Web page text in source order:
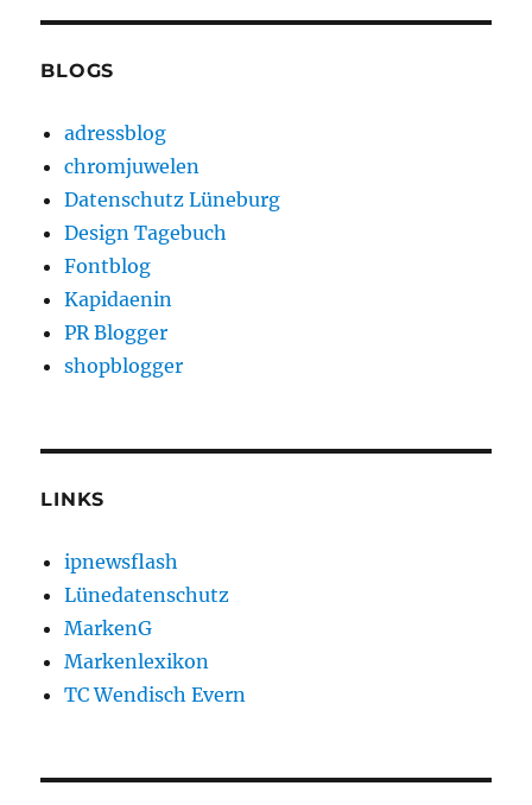
BLOGS
adressblog
chromjuwelen
Datenschutz Lüneburg
Design Tagebuch
Fontblog
Kapidaenin
PR Blogger
shopblogger
LINKS
ipnewsflash
Lünedatenschutz
MarkenG
Markenlexikon
TC Wendisch Evern